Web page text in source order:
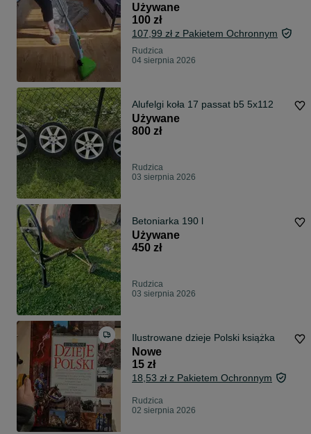
Używane
100 zł
107,99 zł z Pakietem Ochronnym
Rudzica
04 sierpnia 2026
Alufelgi koła 17 passat b5 5x112
Używane
800 zł
Rudzica
03 sierpnia 2026
Betoniarka 190 l
Używane
450 zł
Rudzica
03 sierpnia 2026
Ilustrowane dzieje Polski książka
Nowe
15 zł
18,53 zł z Pakietem Ochronnym
Rudzica
02 sierpnia 2026